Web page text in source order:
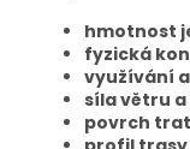
hmotnost
fyzická
využívání
síla větru a
povrch